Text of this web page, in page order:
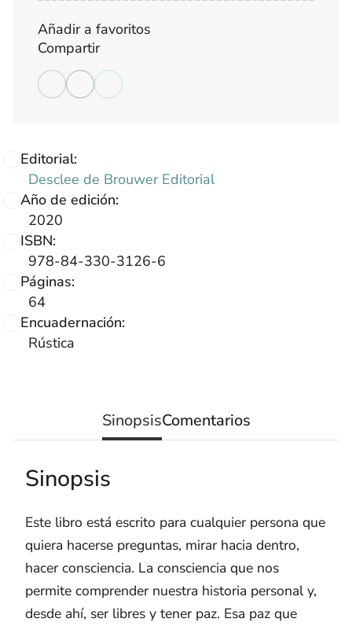
Editorial:
Desclee de Brouwer Editorial
Año de edición:
2020
ISBN:
978-84-330-3126-6
Páginas:
64
Encuadernación:
Rústica
Añadir a favoritos
Compartir
SinopsisComentarios
Sinopsis
Este libro está escrito para cualquier persona que
quiera hacerse preguntas, mirar hacia dentro,
hacer consciencia. La consciencia que nos
permite comprender nuestra historia personal y,
desde ahí, ser libres y tener paz. Esa paz que